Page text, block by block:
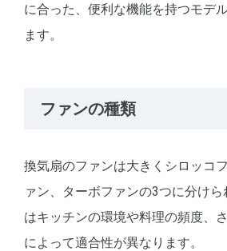
に合った、便利な機能を持つモデ
ます。
ファンの種類
換気扇のファンは大きくシロッコ
ァン、ターボファンの3つに分け
はキッチンの環境や料理の頻度、
によって適合性が異なります。